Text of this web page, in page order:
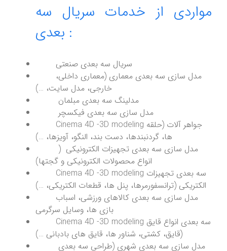
مواردی از خدمات سریال سه
بعدی :
سریال سه بعدی صنعتی
خارجی، مدل سایت، …)
مدلینگ سه بعدی مبلمان
مدل سازی سه بعدی فیکسچر
Cinema 4D -3D modeling جواهر آلات (حلقه
ها، گردنبندها، دست بند، النگو، آویزها، …)
انواع محصولات الکترونیکی و گجتها)
Cinema 4D -3D modeling سه بعدی تجهیزات
الکتریکی (ترانسفورمرها، پنل ها، قطعات الکتریکی، …)
بازی ها، وسایل سرگرمی
Cinema 4D -3D modeling سه بعدی انواع قایق
(قایق، کشتی، شناور ها، قایق های بادبانی …)